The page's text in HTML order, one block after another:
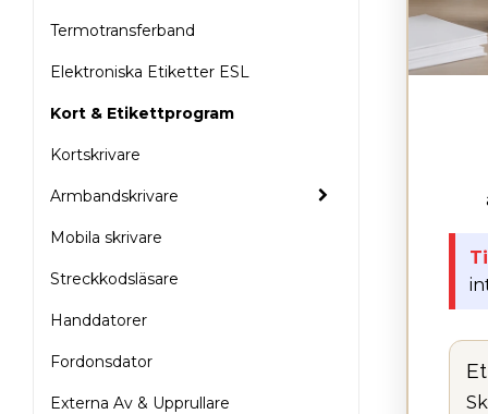
Termotransferband
Elektroniska Etiketter ESL
Kort & Etikettprogram
Kortskrivare
Armbandskrivare
Mobila skrivare
Streckkodsläsare
Handdatorer
Fordonsdator
Externa Av & Upprullare